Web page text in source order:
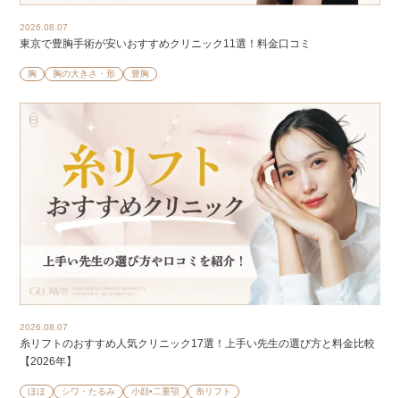
2026.08.07
東京で豊胸手術が安いおすすめクリニック11選！料金口コミ
胸 胸の大きさ・形 豊胸
2026.08.07
糸リフトのおすすめ人気クリニック17選！上手い先生の選び方と料金比較
【2026年】
ほほ シワ・たるみ 小顔•二重顎 糸リフト